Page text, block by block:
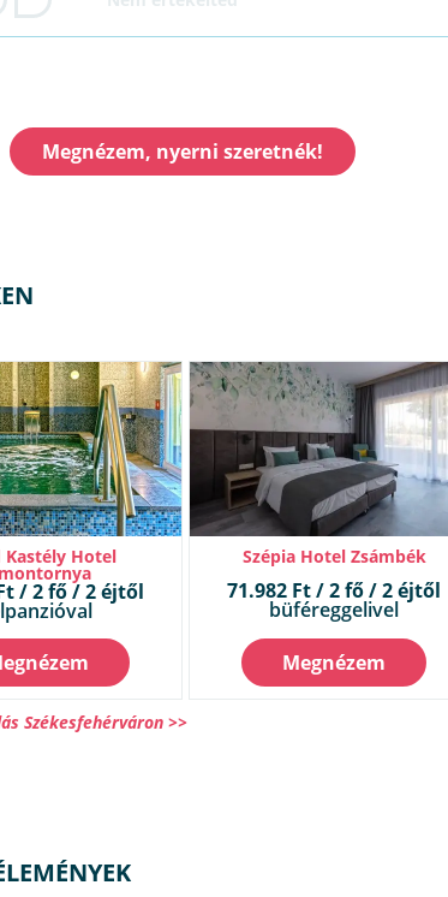
Megnézem, nyerni szeretnék!
Kastély Hotel
/ 2 fő / 2 éjtől
Szépia Hotel Zsámbék
71.982 Ft / 2 fő / 2 éjtől
büféreggelivel
Megnézem
Székesfehérváron >>